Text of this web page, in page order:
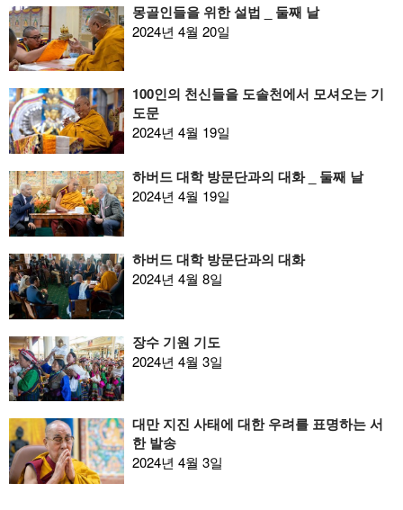
몽골인들을 위한 설법 _ 둘째 날
2024년 4월 20일
100인의 천신들을 도솔천에서 모셔오는 기
도문
2024년 4월 19일
하버드 대학 방문단과의 대화 _ 둘째 날
2024년 4월 19일
하버드 대학 방문단과의 대화
2024년 4월 8일
장수 기원 기도
2024년 4월 3일
대만 지진 사태에 대한 우려를 표명하는 서
한 발송
2024년 4월 3일